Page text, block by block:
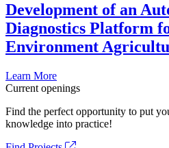
Development of an
Diagnostics Platform
Environment
Learn More
Current openings
Find the perfect opportunity to put
knowledge into practice!